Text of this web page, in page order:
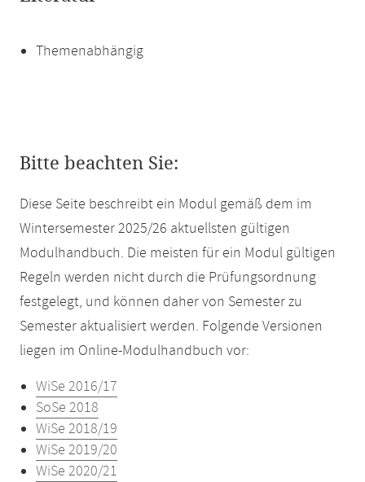
Themenabhängig
Bitte beachten Sie:
Diese Seite beschreibt ein Modul gemäß dem im
Wintersemester 2025/26 aktuellsten gültigen
Modulhandbuch. Die meisten für ein Modul gültigen
Regeln werden nicht durch die Prüfungsordnung
festgelegt, und können daher von Semester zu
Semester aktualisiert werden. Folgende Versionen
liegen im Online-Modulhandbuch vor:
WiSe 2016/17
SoSe 2018
WiSe 2018/19
WiSe 2019/20
WiSe 2020/21